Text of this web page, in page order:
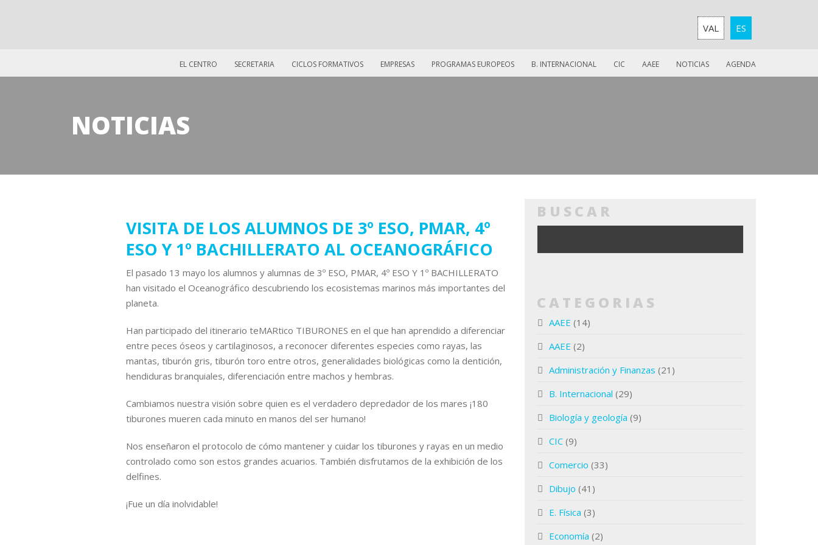
VAL ES
EL CENTRO SECRETARIA CICLOS FORMATIVOS EMPRESAS PROGRAMAS EUROPEOS B. INTERNACIONAL CIC AAEE NOTICIAS AGENDA
NOTICIAS
VISITA DE LOS ALUMNOS DE 3º ESO, PMAR, 4º
ESO Y 1º BACHILLERATO AL OCEANOGRÁFICO
El pasado 13 mayo los alumnos y alumnas de 3º ESO, PMAR, 4º ESO Y 1º BACHILLERATO
han visitado el Oceanográfico descubriendo los ecosistemas marinos más importantes del
planeta.
Han participado del itinerario teMARtico TIBURONES en el que han aprendido a diferenciar
entre peces óseos y cartilaginosos, a reconocer diferentes especies como rayas, las
mantas, tiburón gris, tiburón toro entre otros, generalidades biológicas como la dentición,
hendiduras branquiales, diferenciación entre machos y hembras.
Cambiamos nuestra visión sobre quien es el verdadero depredador de los mares ¡180
tiburones mueren cada minuto en manos del ser humano!
Nos enseñaron el protocolo de cómo mantener y cuidar los tiburones y rayas en un medio
controlado como son estos grandes acuarios. También disfrutamos de la exhibición de los
delfines.
¡Fue un día inolvidable!
BUSCAR
CATEGORIAS
AAEE (14)
AAEE (2)
Administración y Finanzas (21)
B. Internacional (29)
Biología y geología (9)
CIC (9)
Comercio (33)
Dibujo (41)
E. Física (3)
Economía (2)